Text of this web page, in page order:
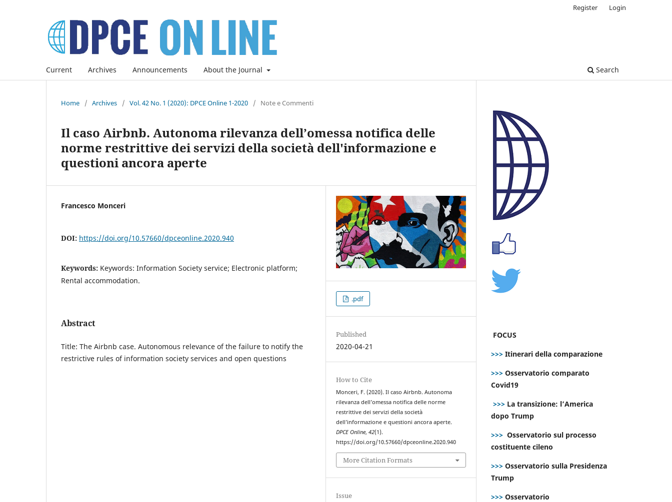
Current Archives Announcements About the Journal Search
Register Login
Home / Archives / Vol. 42 No. 1 (2020): DPCE Online 1-2020 / Note e Commenti
Il caso Airbnb. Autonoma rilevanza dell’omessa notifica delle
norme restrittive dei servizi della società dell'informazione e
questioni ancora aperte
Francesco Monceri
DOI: https://doi.org/10.57660/dpceonline.2020.940
Keywords: Keywords: Information Society service; Electronic platform;
Rental accommodation.
Abstract
Title: The Airbnb case. Autonomous relevance of the failure to notify the
restrictive rules of information society services and open questions
.pdf
Published
2020-04-21
How to Cite
Monceri, F. (2020). Il caso Airbnb. Autonoma
rilevanza dell’omessa notifica delle norme
restrittive dei servizi della società
dell’informazione e questioni ancora aperte.
DPCE Online,42(1).
https://doi.org/10.57660/dpceonline.2020.940
More Citation Formats
Issue
FOCUS
>>> Itinerari della comparazione
>>> Osservatorio comparato
Covid19
>>> La transizione: l’America
dopo Trump
>>> Osservatorio sul processo
costituente cileno
>>> Osservatorio sulla Presidenza
Trump
>>> Osservatorio